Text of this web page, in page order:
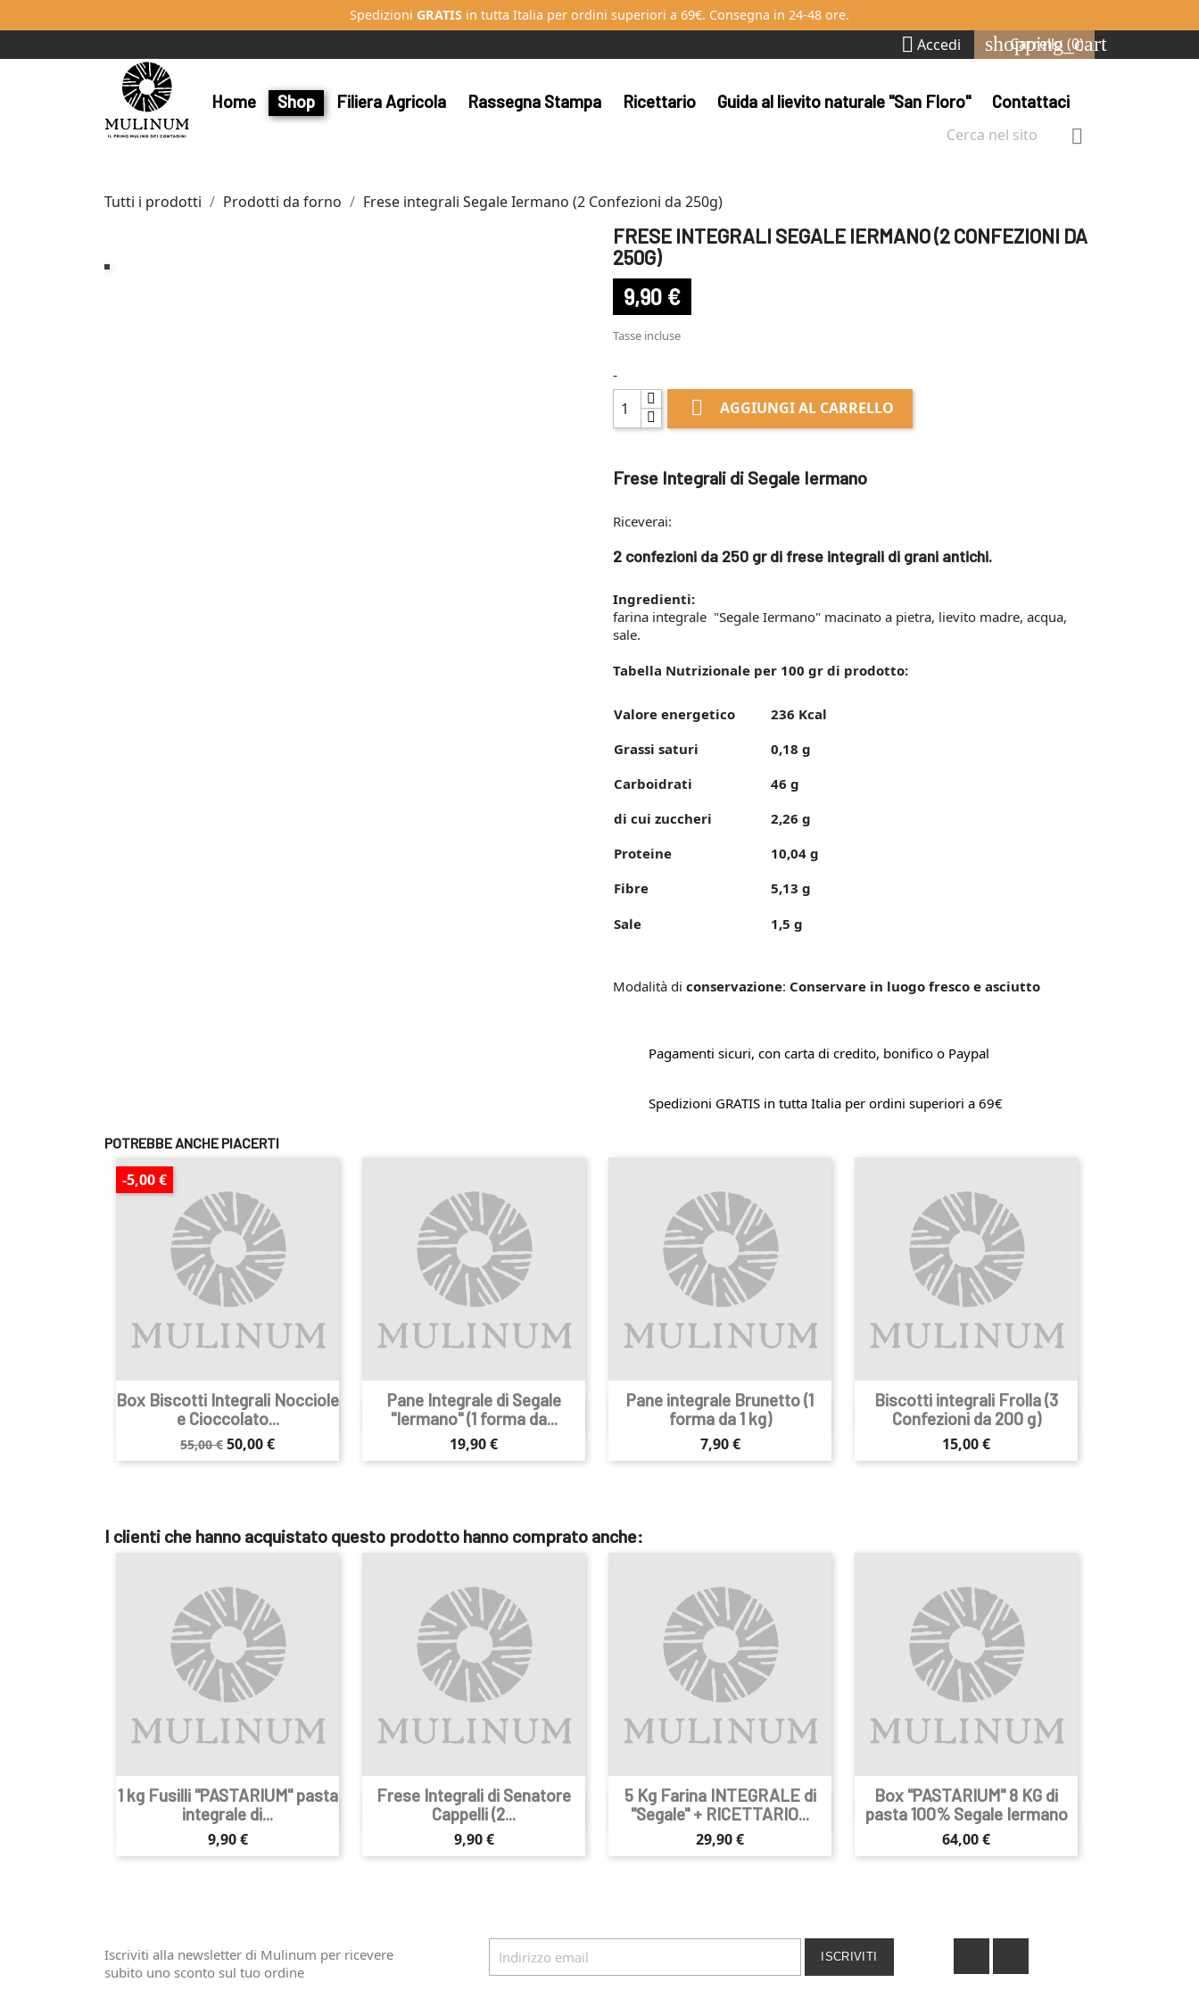
Spedizioni GRATIS in tutta Italia per ordini superiori a 69€. Consegna in 24-48 ore.
 Accedi shopping_cart
Carrello (0)
Home Shop Filiera Agricola Rassegna Stampa Ricettario Guida al lievito naturale "San Floro" Contattaci

Tutti i prodotti Prodotti da forno Frese integrali Segale Iermano (2 Confezioni da 250g)
FRESE INTEGRALI SEGALE IERMANO (2 CONFEZIONI DA
250G)
9,90 €
Tasse incluse
-
 AGGIUNGI AL CARRELLO
Frese Integrali di Segale Iermano
Riceverai:
2 confezioni da 250 gr di frese integrali di grani antichi.
Ingredienti:
farina integrale "Segale Iermano" macinato a pietra, lievito madre, acqua,
sale.
Tabella Nutrizionale per 100 gr di prodotto:
Valore energetico
236 Kcal
Grassi saturi
0,18 g
Carboidrati
46 g
di cui zuccheri
2,26 g
Proteine
10,04 g
Fibre
5,13 g
Sale
1,5 g
Modalità di conservazione: Conservare in luogo fresco e asciutto
Pagamenti sicuri, con carta di credito, bonifico o Paypal
Spedizioni GRATIS in tutta Italia per ordini superiori a 69€
POTREBBE ANCHE PIACERTI
Box Biscotti Integrali Nocciole
e Cioccolato...
Prezzo
base
55,00 € Prezzo
50,00 €
-5,00 €
 Anteprima
Pane Integrale di Segale
"Iermano" (1 forma da...
Prezzo
19,90 €
 Anteprima
Pane integrale Brunetto (1
forma da 1 kg)
Prezzo
7,90 €
 Anteprima
Biscotti integrali Frolla (3
Confezioni da 200 g)
Prezzo
15,00 €
 Anteprima
I clienti che hanno acquistato questo prodotto hanno comprato anche:
1 kg Fusilli "PASTARIUM" pasta
integrale di...
Prezzo
9,90 €
 Anteprima
Frese Integrali di Senatore
Cappelli (2...
Prezzo
9,90 €
 Anteprima
5 Kg Farina INTEGRALE di
"Segale" + RICETTARIO...
Prezzo
29,90 €
 Anteprima
Box "PASTARIUM" 8 KG di
pasta 100% Segale Iermano
Prezzo
64,00 €
 Anteprima
Iscriviti alla newsletter di Mulinum per ricevere
subito uno sconto sul tuo ordine